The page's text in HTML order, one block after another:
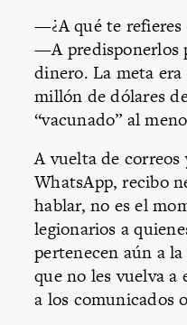
—¿A qué te refieres
—A predisponerlos
dinero. La meta
millón de dólares
“vacunado” al
A vuelta de correos
WhatsApp, recibo
hablar, no es el
legionarios a
pertenecen aún a
que no les vuelva
a los comunicados